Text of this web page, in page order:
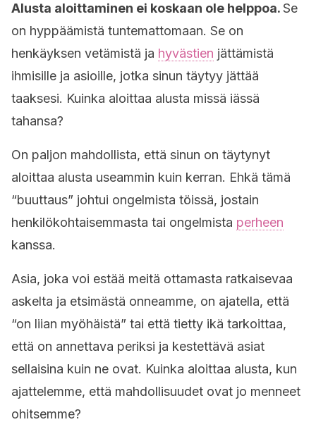
Alusta aloittaminen ei koskaan ole helppoa.Se
on hyppäämistä tuntemattomaan. Se on
henkäyksen vetämistä ja hyvästien jättämistä
ihmisille ja asioille, jotka sinun täytyy jättää
taaksesi. Kuinka aloittaa alusta missä iässä
tahansa?
On paljon mahdollista, että sinun on täytynyt
aloittaa alusta useammin kuin kerran. Ehkä tämä
“buuttaus” johtui ongelmista töissä, jostain
henkilökohtaisemmasta tai ongelmista perheen
kanssa.
Asia, joka voi estää meitä ottamasta ratkaisevaa
askelta ja etsimästä onneamme, on ajatella, että
“on liian myöhäistä” tai että tietty ikä tarkoittaa,
että on annettava periksi ja kestettävä asiat
sellaisina kuin ne ovat. Kuinka aloittaa alusta, kun
ajattelemme, että mahdollisuudet ovat jo menneet
ohitsemme?